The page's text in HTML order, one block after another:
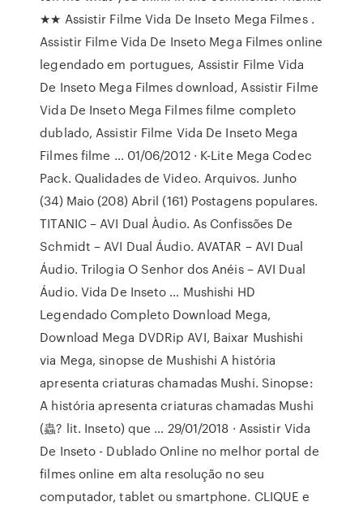
★★ Assistir Filme Vida De Inseto Mega Filmes .
Assistir Filme Vida De Inseto Mega Filmes online
legendado em portugues, Assistir Filme Vida
De Inseto Mega Filmes download, Assistir Filme
Vida De Inseto Mega Filmes filme completo
dublado, Assistir Filme Vida De Inseto Mega
Filmes filme … 01/06/2012 · K-Lite Mega Codec
Pack. Qualidades de Video. Arquivos. Junho
(34) Maio (208) Abril (161) Postagens populares.
TITANIC – AVI Dual Àudio. As Confissões De
Schmidt – AVI Dual Áudio. AVATAR – AVI Dual
Áudio. Trilogia O Senhor dos Anéis – AVI Dual
Áudio. Vida De Inseto … Mushishi HD
Legendado Completo Download Mega,
Download Mega DVDRip AVI, Baixar Mushishi
via Mega, sinopse de Mushishi A história
apresenta criaturas chamadas Mushi. Sinopse:
A história apresenta criaturas chamadas Mushi
(蟲? lit. Inseto) que … 29/01/2018 · Assistir Vida
De Inseto - Dublado Online no melhor portal de
filmes online em alta resolução no seu
computador, tablet ou smartphone. CLIQUE e